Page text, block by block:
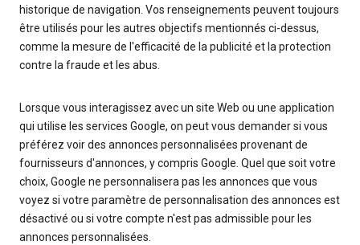
historique de navigation. Vos renseignements peuvent toujours
être utilisés pour les autres objectifs mentionnés ci-dessus,
comme la mesure de l'efficacité de la publicité et la protection
contre la fraude et les abus.
Lorsque vous interagissez avec un site Web ou une application
qui utilise les services Google, on peut vous demander si vous
préférez voir des annonces personnalisées provenant de
fournisseurs d'annonces, y compris Google. Quel que soit votre
choix, Google ne personnalisera pas les annonces que vous
voyez si votre paramètre de personnalisation des annonces est
désactivé ou si votre compte n'est pas admissible pour les
annonces personnalisées.